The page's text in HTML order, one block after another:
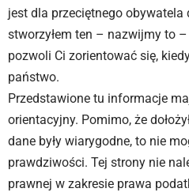
jest dla przeciętnego
stworzyłem ten – nazwijmy to
pozwoli Ci zorientować się,
państwo.
Przedstawione tu informacje
orientacyjny. Pomimo, że
dane były wiarygodne, to nie
prawdziwości. Tej strony nie
prawnej w zakresie prawa